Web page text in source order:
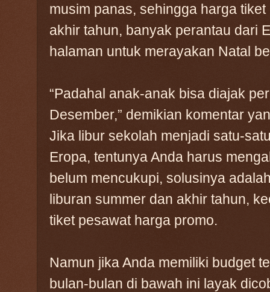
musim panas, sehingga harga
akhir tahun, banyak perantau dari
halaman untuk merayakan Natal
“Padahal anak-anak bisa diajak
Desember,” demikian komentar
Jika libur sekolah menjadi satu-
Eropa, tentunya Anda harus
belum mencukupi, solusinya
liburan summer dan akhir tahun,
tiket pesawat harga promo.
Namun jika Anda memiliki budget
bulan-bulan di bawah ini layak